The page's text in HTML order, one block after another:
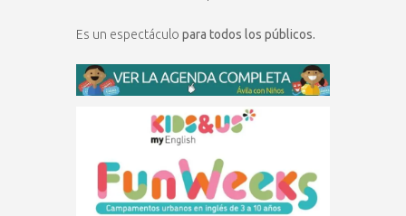
Es un espectáculo para todos los públicos.